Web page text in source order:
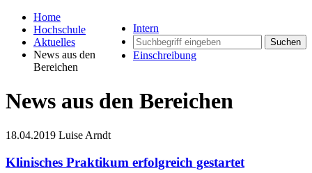
Intern
Suchen
Einschreibung
Home
Hochschule
Aktuelles
News aus den
Bereichen
News aus den Bereichen
18.04.2019 Luise Arndt
Klinisches Praktikum erfolgreich gestartet